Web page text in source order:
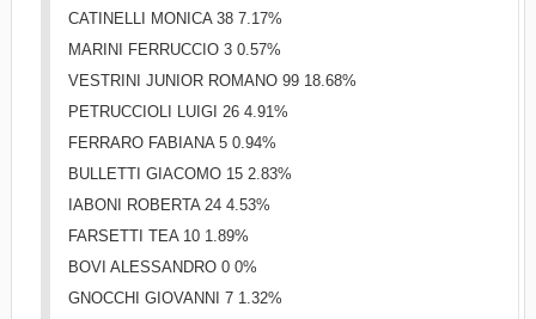
CATINELLI MONICA 38 7.17%
MARINI FERRUCCIO 3 0.57%
VESTRINI JUNIOR ROMANO 99 18.68%
PETRUCCIOLI LUIGI 26 4.91%
FERRARO FABIANA 5 0.94%
BULLETTI GIACOMO 15 2.83%
IABONI ROBERTA 24 4.53%
FARSETTI TEA 10 1.89%
BOVI ALESSANDRO 0 0%
GNOCCHI GIOVANNI 7 1.32%